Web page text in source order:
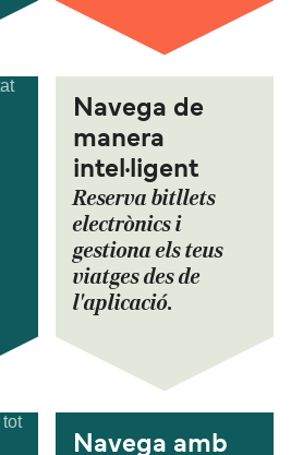
Navega de
manera
intel·ligent
Reserva bitllets
electrònics i
gestiona els teus
viatges des de
l'aplicació.
Navega amb